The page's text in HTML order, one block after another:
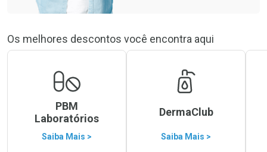
Os melhores descontos você encontra aqui
PBM
Laboratórios
Saiba Mais >
DermaClub
Saiba Mais >